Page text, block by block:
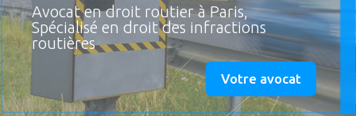
Avocat en droit routier à Paris,
Spécialisé en droit des infractions
routières
Votre avocat